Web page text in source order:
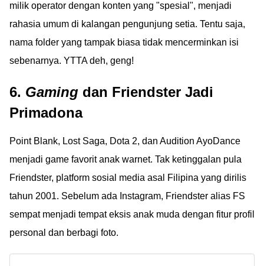
milik operator dengan konten yang "spesial", menjadi
rahasia umum di kalangan pengunjung setia. Tentu saja,
nama folder yang tampak biasa tidak mencerminkan isi
sebenarnya. YTTA deh, geng!
6. Gaming dan Friendster Jadi
Primadona
Point Blank, Lost Saga, Dota 2, dan Audition AyoDance
menjadi game favorit anak warnet. Tak ketinggalan pula
Friendster, platform sosial media asal Filipina yang dirilis
tahun 2001. Sebelum ada Instagram, Friendster alias FS
sempat menjadi tempat eksis anak muda dengan fitur profil
personal dan berbagi foto.